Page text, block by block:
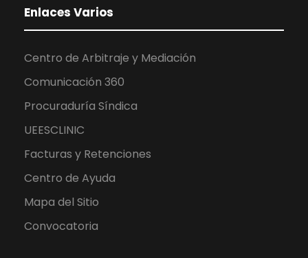
Enlaces Varios
Centro de Arbitraje y Mediación
Comunicación 360
Procuraduría Síndica
UEESCLINIC
Facturas y Retenciones
Centro de Ayuda
Mapa del Sitio
Convocatoria